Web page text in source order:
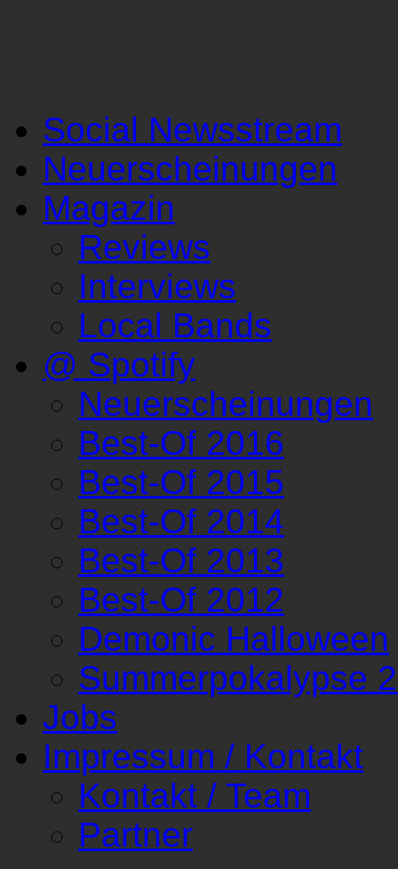
Social Newsstream
Neuerscheinungen
Magazin
Reviews
Interviews
Local Bands
@ Spotify
Neuerscheinungen
Best-Of 2016
Best-Of 2015
Best-Of 2014
Best-Of 2013
Best-Of 2012
Demonic Halloween
Summerpokalypse
Jobs
Impressum / Kontakt
Kontakt / Team
Partner